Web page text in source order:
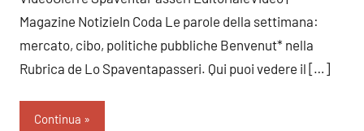
Magazine NotizieIn Coda Le parole della settimana:
mercato, cibo, politiche pubbliche Benvenut* nella
Rubrica de Lo Spaventapasseri. Qui puoi vedere il […]
Continua